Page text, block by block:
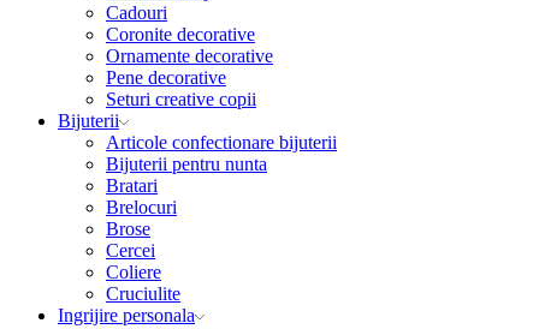
Cadouri
Coronite decorative
Ornamente decorative
Pene decorative
Seturi creative copii
Bijuterii
Articole confectionare bijuterii
Bijuterii pentru nunta
Bratari
Brelocuri
Brose
Cercei
Coliere
Cruciulite
Ingrijire personala